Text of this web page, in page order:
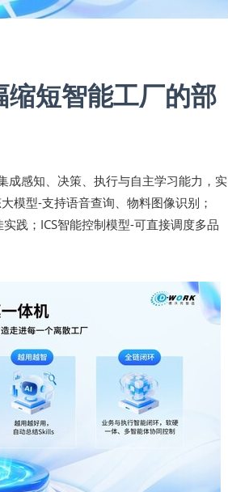
短智能工厂的部
成感知、决策、执行与自主学习能力，实
模型-支持语音查询、物料图像识别；
践；ICS智能控制模型-可直接调度多品